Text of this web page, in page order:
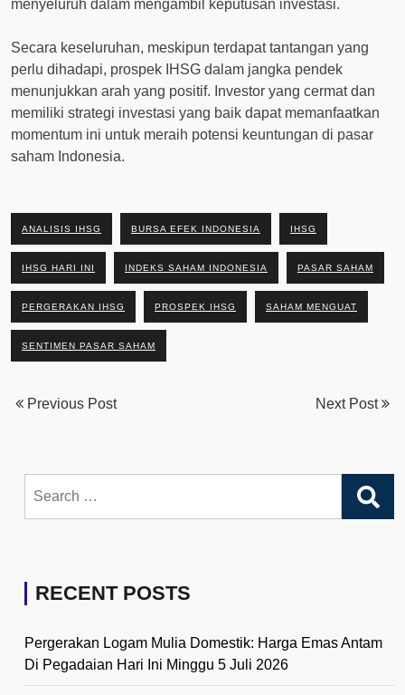
menyeluruh dalam mengambil keputusan investasi.
Secara keseluruhan, meskipun terdapat tantangan yang
perlu dihadapi, prospek IHSG dalam jangka pendek
menunjukkan arah yang positif. Investor yang cermat dan
memiliki strategi investasi yang baik dapat memanfaatkan
momentum ini untuk meraih potensi keuntungan di pasar
saham Indonesia.
ANALISIS IHSG BURSA EFEK INDONESIA IHSG
IHSG HARI INI INDEKS SAHAM INDONESIA PASAR SAHAM
PERGERAKAN IHSG PROSPEK IHSG SAHAM MENGUAT
SENTIMEN PASAR SAHAM
Previous Post Next Post
for:
RECENT POSTS
Pergerakan Logam Mulia Domestik: Harga Emas Antam
Di Pegadaian Hari Ini Minggu 5 Juli 2026